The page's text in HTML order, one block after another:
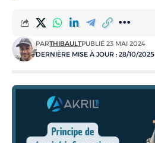
DERNIÈRE MISE À JOUR : 28/10/2025
PARTHIBAULTPUBLIÉ 23 MAI 2024